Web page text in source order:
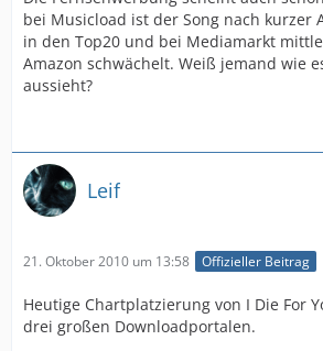
bei Musicload ist der Song nach kurzer
in den Top20 und bei Mediamarkt
Amazon schwächelt. Weiß jemand wie
aussieht?
Leif
21. Oktober 2010 um 13:58 Offizieller Beitrag
Heutige Chartplatzierung von I Die For
drei großen Downloadportalen.